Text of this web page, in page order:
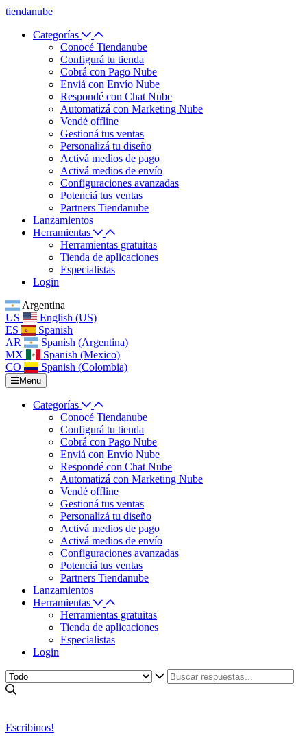
tiendanube
Categorías
Conocé Tiendanube
Configurá tu tienda
Cobrá con Pago Nube
Enviá con Envío Nube
Respondé con Chat Nube
Automatizá con Marketing Nube
Vendé offline
Gestioná tus ventas
Personalizá tu diseño
Activá medios de pago
Activá medios de envío
Configuraciones avanzadas
Potenciá tus ventas
Partners Tiendanube
Lanzamientos
Herramientas
Herramientas gratuitas
Tienda de aplicaciones
Especialistas
Login
Argentina
US
English (US)
ES
Spanish
AR
Spanish (Argentina)
MX
Spanish (Mexico)
CO
Spanish (Colombia)
Menu
Categorías
Conocé Tiendanube
Configurá tu tienda
Cobrá con Pago Nube
Enviá con Envío Nube
Respondé con Chat Nube
Automatizá con Marketing Nube
Vendé offline
Gestioná tus ventas
Personalizá tu diseño
Activá medios de pago
Activá medios de envío
Configuraciones avanzadas
Potenciá tus ventas
Partners Tiendanube
Lanzamientos
Herramientas
Herramientas gratuitas
Tienda de aplicaciones
Especialistas
Login
Escribinos!